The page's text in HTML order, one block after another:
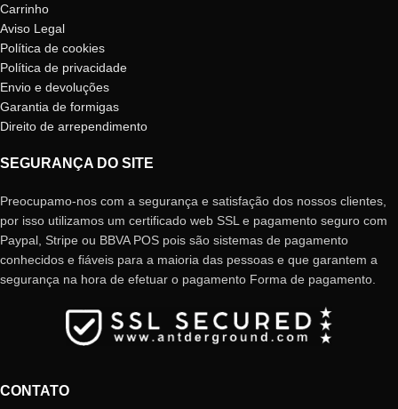
Carrinho
Aviso Legal
Política de cookies
Política de privacidade
Envio e devoluções
Garantia de formigas
Direito de arrependimento
SEGURANÇA DO SITE
Preocupamo-nos com a segurança e satisfação dos nossos clientes,
por isso utilizamos um certificado web SSL e pagamento seguro com
Paypal, Stripe ou BBVA POS pois são sistemas de pagamento
conhecidos e fiáveis ​​para a maioria das pessoas e que garantem a
segurança na hora de efetuar o pagamento Forma de pagamento.
CONTATO